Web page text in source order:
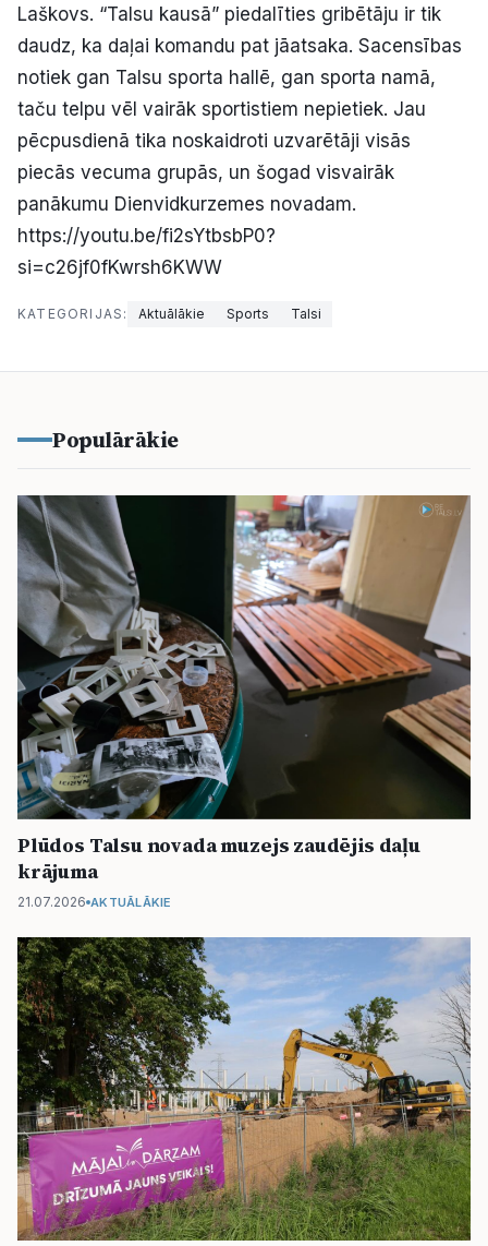
Laškovs. “Talsu kausā” piedalīties gribētāju ir tik
daudz, ka daļai komandu pat jāatsaka. Sacensības
notiek gan Talsu sporta hallē, gan sporta namā,
taču telpu vēl vairāk sportistiem nepietiek. Jau
pēcpusdienā tika noskaidroti uzvarētāji visās
piecās vecuma grupās, un šogad visvairāk
panākumu Dienvidkurzemes novadam.
https://youtu.be/fi2sYtbsbP0?
si=c26jf0fKwrsh6KWW
KATEGORIJAS: Aktuālākie Sports Talsi
Populārākie
Plūdos Talsu novada muzejs zaudējis daļu
krājuma
21.07.2026 AKTUĀLĀKIE